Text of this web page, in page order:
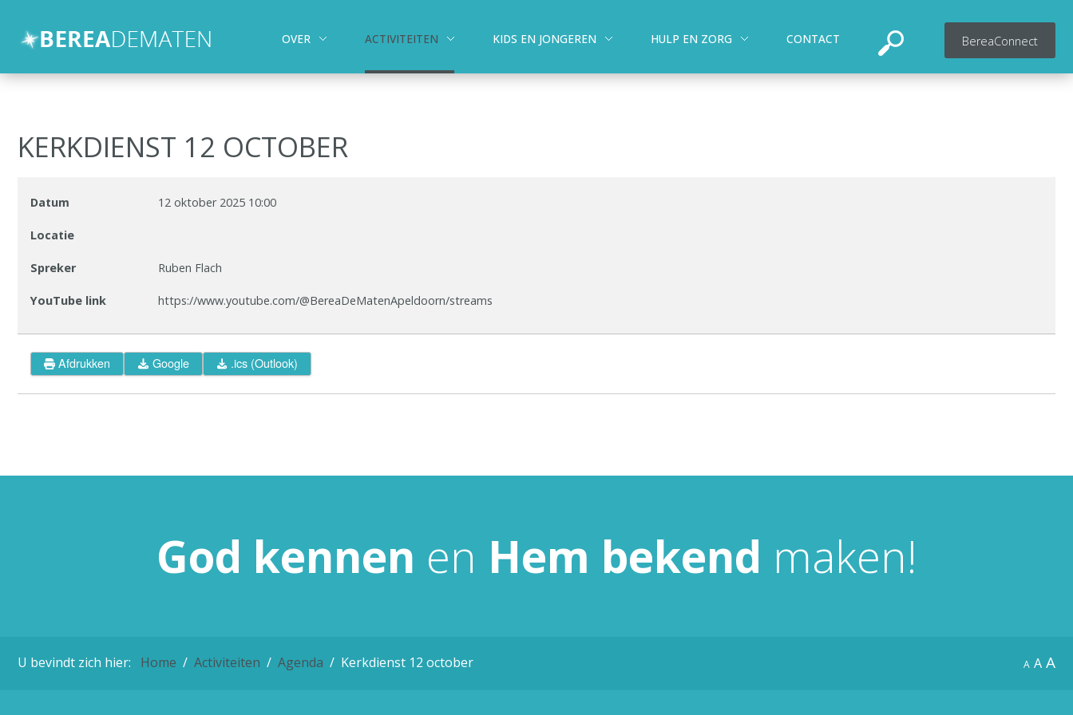
hulp en zorg
Contact
Zoeken
BereaConnect
OVER ACTIVITEITEN KIDS EN JONGEREN HULP EN ZORG CONTACT
KERKDIENST 12 OCTOBER
Datum 12 oktober 2025 10:00
Locatie
Spreker Ruben Flach
YouTube link https://www.youtube.com/@BereaDeMatenApeldoorn/streams
Afdrukken Google .ics (Outlook)
God kennen en Hem bekend maken!
A A A
U bevindt zich hier: Home Activiteiten Agenda Kerkdienst 12 october